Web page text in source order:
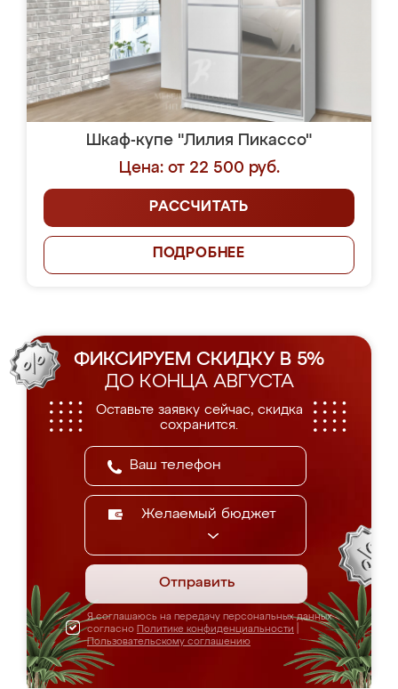
Шкаф-купе "Лилия Пикассо"
Цена: от 22 500 руб.
РАССЧИТАТЬ
ПОДРОБНЕЕ
ФИКСИРУЕМ СКИДКУ В 5%
ДО КОНЦА АВГУСТА
Оставьте заявку сейчас, скидка
сохранится.
Желаемый бюджет
Отправить
Я соглашаюсь на передачу персональных данных
согласно Политике конфиденциальности
Пользовательскому соглашению